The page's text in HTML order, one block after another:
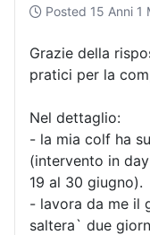
Posted 15 Anni 1
Grazie della
pratici per la
Nel dettaglio:
- la mia colf ha
(intervento in
19 al 30 giugno).
- lavora da me il
saltera` due